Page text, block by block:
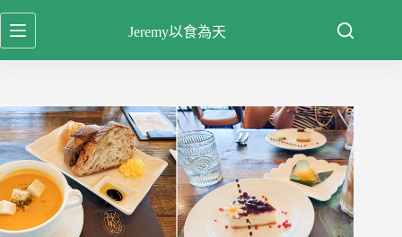
跳
至
容
Jeremy以食為天